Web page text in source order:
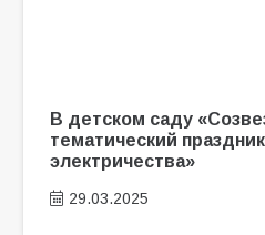
В детском саду
тематический
электричества»
29.03.2025